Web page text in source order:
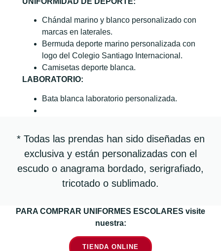
Chándal marino y blanco personalizado con
marcas en laterales.
Bermuda deporte marino personalizada con
logo del Colegio Santiago Internacional.
Camisetas deporte blanca.
LABORATORIO:
Bata blanca laboratorio personalizada.
* Todas las prendas han sido diseñadas en
exclusiva y están personalizadas con el
escudo o anagrama bordado, serigrafiado,
tricotado o sublimado.
PARA COMPRAR UNIFORMES ESCOLARES visite
nuestra:
TIENDA ONLINE